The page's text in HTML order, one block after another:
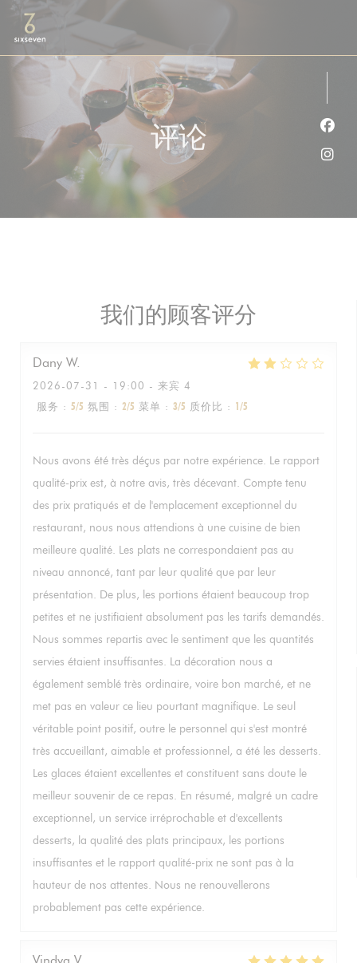
Cookie管理面板
评论
我们的顾客评分
Dany W
2026-07-31
- 19:00 - 来宾 4
服务 : 5/5 氛围 : 2/5 菜单 : 3/5 质价比 : 1/5
Nous avons été très déçus par notre expérience. Le rapport
qualité-prix est, à notre avis, très décevant. Compte tenu
des prix pratiqués et de l'emplacement exceptionnel du
restaurant, nous nous attendions à une cuisine de bien
meilleure qualité. Les plats ne correspondaient pas au
niveau annoncé, tant par leur qualité que par leur
présentation. De plus, les portions étaient beaucoup trop
petites et ne justifiaient absolument pas les tarifs demandés.
Nous sommes repartis avec le sentiment que les quantités
servies étaient insuffisantes. La décoration nous a
également semblé très ordinaire, voire bon marché, et ne
met pas en valeur ce lieu pourtant magnifique. Le seul
véritable point positif, outre le personnel qui s'est montré
très accueillant, aimable et professionnel, a été les desserts.
Les glaces étaient excellentes et constituent sans doute le
meilleur souvenir de ce repas. En résumé, malgré un cadre
exceptionnel, un service irréprochable et d'excellents
desserts, la qualité des plats principaux, les portions
insuffisantes et le rapport qualité-prix ne sont pas à la
hauteur de nos attentes. Nous ne renouvellerons
probablement pas cette expérience.